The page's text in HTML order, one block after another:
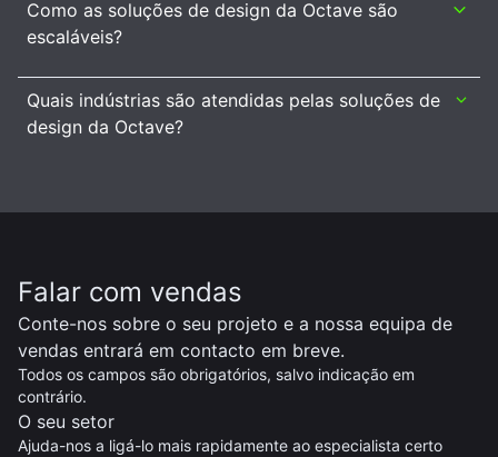
Como as soluções de design da Octave são
escaláveis?
Quais indústrias são atendidas pelas soluções de
design da Octave?
Falar com vendas
Conte-nos sobre o seu projeto e a nossa equipa de
vendas entrará em contacto em breve.
Todos os campos são obrigatórios, salvo indicação em
contrário.
O seu setor
Ajuda-nos a ligá-lo mais rapidamente ao especialista certo